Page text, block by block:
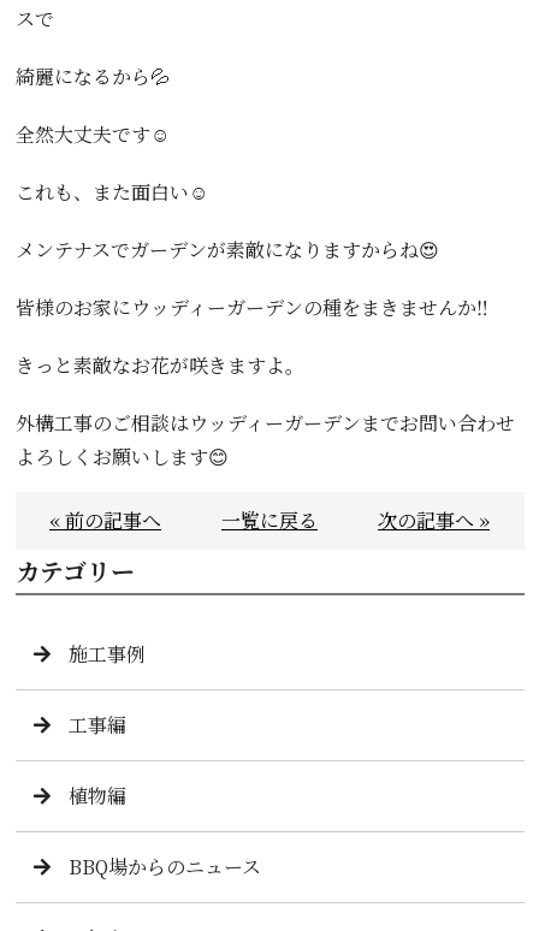
スで
綺麗になるから💦
全然大丈夫です☺️
これも、また面白い☺️
メンテナスでガーデンが素敵になりますからね😍
皆様のお家にウッディーガーデンの種をまきませんか‼️
きっと素敵なお花が咲きますよ。
外構工事のご相談はウッディーガーデンまでお問い合わせ
よろしくお願いします😊
« 前の記事へ 一覧に戻る 次の記事へ »
カテゴリー
施工事例
工事編
植物編
BBQ場からのニュース